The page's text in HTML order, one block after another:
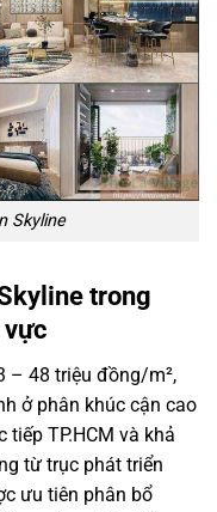
Skyline
trong
vực
– 48 triệu đồng/m²,
ở phân khúc cận cao
TP.HCM và khả
từ trục phát triển
ưu tiên phân bổ